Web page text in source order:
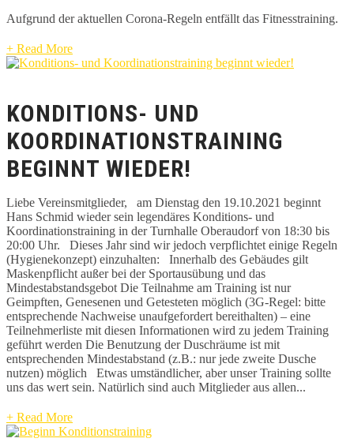
Aufgrund der aktuellen Corona-Regeln entfällt das Fitnesstraining.
+ Read More
KONDITIONS- UND
KOORDINATIONSTRAINING
BEGINNT WIEDER!
Liebe Vereinsmitglieder, am Dienstag den 19.10.2021 beginnt
Hans Schmid wieder sein legendäres Konditions- und
Koordinationstraining in der Turnhalle Oberaudorf von 18:30 bis
20:00 Uhr. Dieses Jahr sind wir jedoch verpflichtet einige Regeln
(Hygienekonzept) einzuhalten: Innerhalb des Gebäudes gilt
Maskenpflicht außer bei der Sportausübung und das
Mindestabstandsgebot Die Teilnahme am Training ist nur
Geimpften, Genesenen und Getesteten möglich (3G-Regel: bitte
entsprechende Nachweise unaufgefordert bereithalten) – eine
Teilnehmerliste mit diesen Informationen wird zu jedem Training
geführt werden Die Benutzung der Duschräume ist mit
entsprechenden Mindestabstand (z.B.: nur jede zweite Dusche
nutzen) möglich Etwas umständlicher, aber unser Training sollte
uns das wert sein. Natürlich sind auch Mitglieder aus allen...
+ Read More